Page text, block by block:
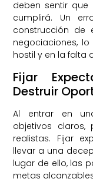
deben sentir
cumplirá. Un
construcción de
negociaciones,
hostil y en la falta
Fijar
Destruir
Al entrar en
objetivos
realistas. Fijar
llevar a una
lugar de ello, las
metas